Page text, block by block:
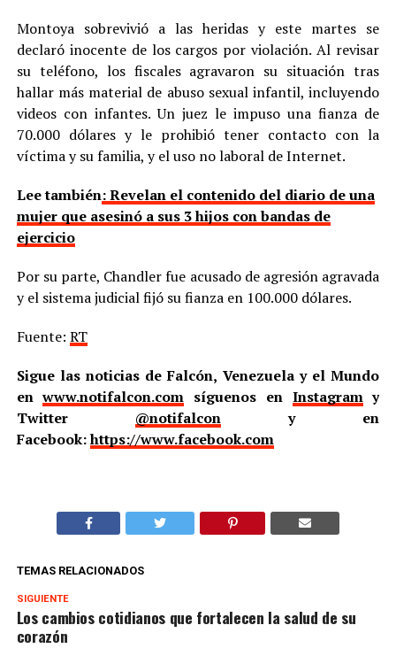
Montoya sobrevivió a las heridas y este martes se
declaró inocente de los cargos por violación. Al revisar
su teléfono, los fiscales agravaron su situación tras
hallar más material de abuso sexual infantil, incluyendo
videos con infantes. Un juez le impuso una fianza de
70.000 dólares y le prohibió tener contacto con la
víctima y su familia, y el uso no laboral de Internet.
Lee también: Revelan el contenido del diario de una
mujer que asesinó a sus 3 hijos con bandas de
ejercicio
Por su parte, Chandler fue acusado de agresión agravada
y el sistema judicial fijó su fianza en 100.000 dólares.
Fuente: RT
Sigue las noticias de Falcón, Venezuela y el Mundo
enwww.notifalcon.com síguenos en Instagramy
Twitter @notifalcony en
Facebook:https://www.facebook.com
TEMAS RELACIONADOS
SIGUIENTE
Los cambios cotidianos que fortalecen la salud de su
corazón